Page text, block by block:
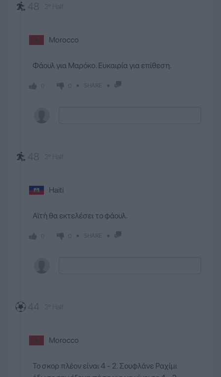
48 2º Half
Morocco
Φάουλ για Μαρόκο. Ευκαιρία για επίθεση.
SHARE
48 2º Half
Haiti
Αϊτή θα εκτελέσει το φάουλ.
SHARE
44 2º Half
Morocco
Το σκορ πλέον είναι 4 - 2. Σουφλάνε Ραχίμι